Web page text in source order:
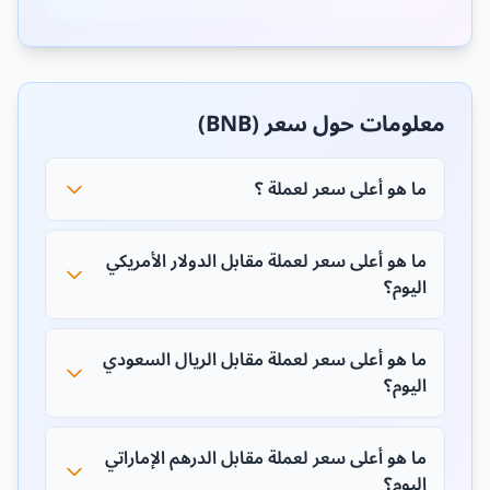
معلومات حول سعر (BNB)
ما هو أعلى سعر لعملة ؟
ما هو أعلى سعر لعملة مقابل الدولار الأمريكي
اليوم؟
ما هو أعلى سعر لعملة مقابل الريال السعودي
اليوم؟
ما هو أعلى سعر لعملة مقابل الدرهم الإماراتي